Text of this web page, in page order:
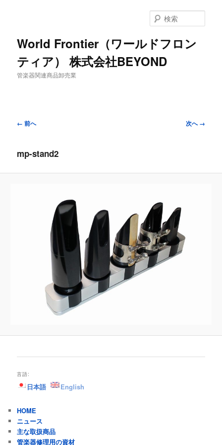
World Frontier（ワールドフロン
ティア） 株式会社BEYOND
管楽器関連商品卸売業
索
画
ビ
ー
← 前へ 次へ →
mp-stand2
言語:
日本語 English
HOME
ニュース
主な取扱商品
管楽器修理用の資材